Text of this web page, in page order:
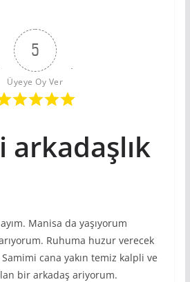
5
Üyeye Oy Ver
arkadaşlık
Manisa da yaşıyorum
Ruhuma huzur verecek
cana yakın temiz kalpli ve
bir arkadaş ariyorum.